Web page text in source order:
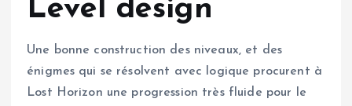
Level design
Une bonne construction des niveaux, et des
énigmes qui se résolvent avec logique procurent à
Lost Horizon une progression très fluide pour le